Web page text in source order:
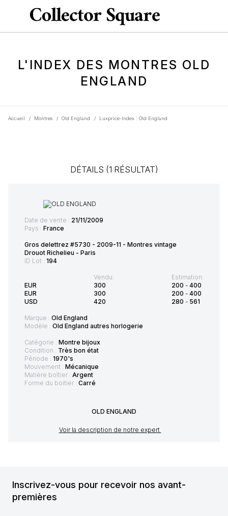
L'INDEX DES MONTRES OLD
ENGLAND
Accueil / Montres / Old England / Luxprice-Index : Old England
DÉTAILS (1 RÉSULTAT)
Date de vente : 21/11/2009
Pays : France
Gros delettrez #5730 - 2009-11 - Montres vintage
Drouot Richelieu - Paris
ID Lot : 194
EUR
EUR
USD
Vendu:
300
300
420
Estimation:
200 - 400
200 - 400
280 - 561
Marque : Old England
Modèle : Old England autres horlogerie
Catégorie : Montre bijoux
Condition : Très bon état
Période : 1970's
Mouvement : Mécanique
Matière boîtier : Argent
Forme du boitier : Carré
OLD ENGLAND
Voir la description de notre expert
Inscrivez-vous pour recevoir nos avant-
premières